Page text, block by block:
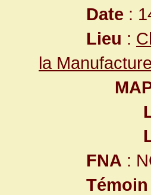
Date :
Lieu :
la Manufacture
FNA :